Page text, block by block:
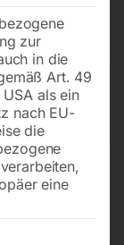
bei
Nr. 24
zur
in die
Art. 49
als ein
nach EU-
die
eine
eine